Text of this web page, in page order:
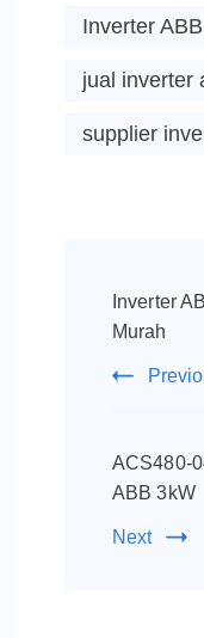
Inverter ABB
jual inverter
supplier
Navigation
Inverter
Murah
ACS480-
ABB 3kW
Next